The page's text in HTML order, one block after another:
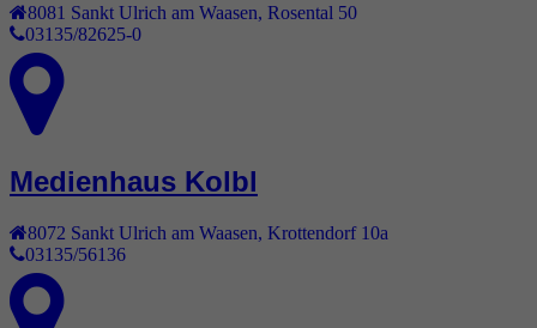
8081 Sankt Ulrich am Waasen, Rosental 50
03135/82625-0
Medienhaus Kolbl
8072 Sankt Ulrich am Waasen Krottendorf 10a
03135/56136